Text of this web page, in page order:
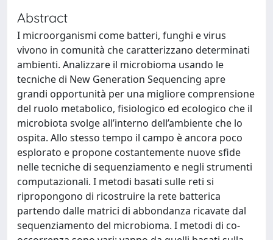
Abstract
I microorganismi come batteri, funghi e virus
vivono in comunità che caratterizzano determinati
ambienti. Analizzare il microbioma usando le
tecniche di New Generation Sequencing apre
grandi opportunità per una migliore comprensione
del ruolo metabolico, fisiologico ed ecologico che il
microbiota svolge all’interno dell’ambiente che lo
ospita. Allo stesso tempo il campo è ancora poco
esplorato e propone costantemente nuove sfide
nelle tecniche di sequenziamento e negli strumenti
computazionali. I metodi basati sulle reti si
ripropongono di ricostruire la rete batterica
partendo dalle matrici di abbondanza ricavate dal
sequenziamento del microbioma. I metodi di co-